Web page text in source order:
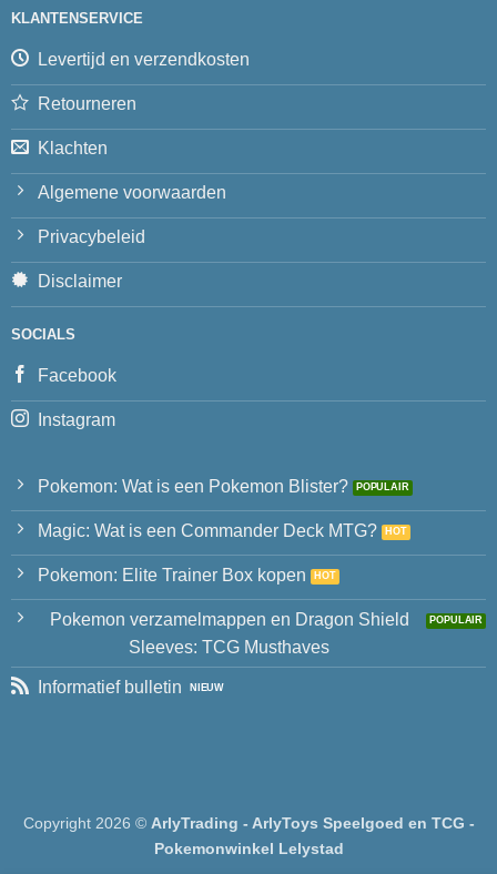
KLANTENSERVICE
Levertijd en verzendkosten
Retourneren
Klachten
Algemene voorwaarden
Privacybeleid
Disclaimer
SOCIALS
Facebook
Instagram
Pokemon: Wat is een Pokemon Blister?
Magic: Wat is een Commander Deck MTG?
Pokemon: Elite Trainer Box kopen
Pokemon verzamelmappen en Dragon Shield
Sleeves: TCG Musthaves
Informatief bulletin
Copyright 2026 © ArlyTrading - ArlyToys Speelgoed en TCG -
Pokemonwinkel Lelystad